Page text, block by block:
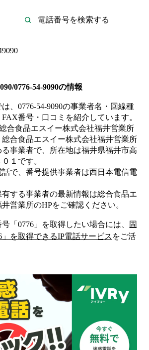
0776-54-9090の情報
、 0776-54-9090の事業者名・回線種
番号・口コミを紹介しています。
合食品エスイー株式会社福井営業所
総合食品エスイー株式会社福井営業所
る事業者で、所在地は福井県福井市高
１ です。
話で、番号提供事業者は西日本電信電
する事業者の最新情報は総合食品エ
井営業所のHPをご確認ください。
「 0776 」を取得したい場合には、
固
」を取得できるIP電話サービス をご活